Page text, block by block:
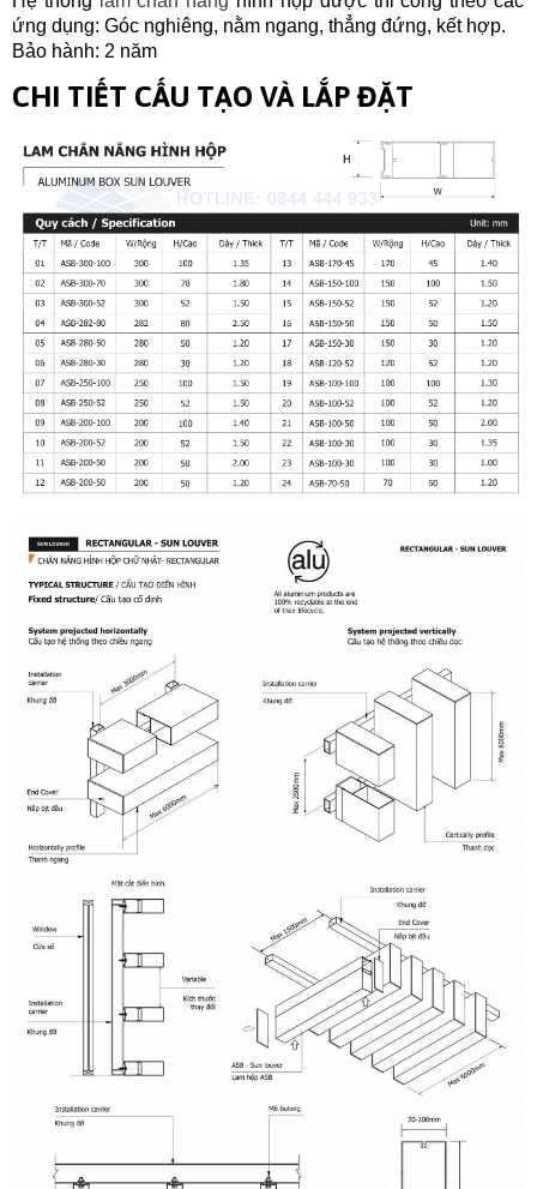
ứng dụng: Góc nghiêng, nằm ngang, thẳng đứng, kết hợp.
Bảo hành: 2 năm
CHI TIẾT CẤU TẠO VÀ LẮP ĐẶT